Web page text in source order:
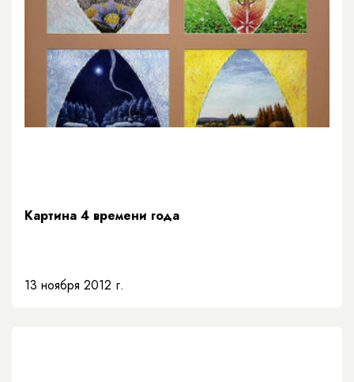
Картина 4 времени года
13 ноября 2012 г.